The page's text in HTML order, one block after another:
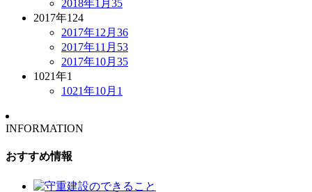
2018年1月 35
2017年124
2017年12月 36
2017年11月 53
2017年10月 35
1021年1
1021年10月 1
INFORMATION
おすすめ情報